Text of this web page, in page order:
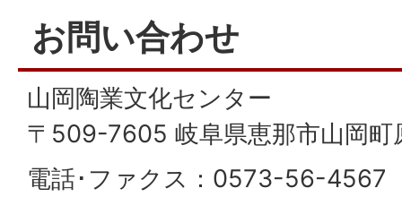
お問い合わせ
山岡陶業文化センター
〒509-7605 岐阜県恵那市山岡町
電話･ファクス：0573-56-4567